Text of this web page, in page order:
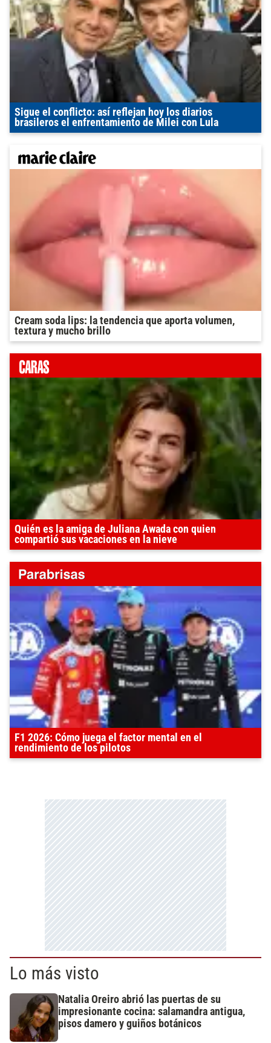
Sigue el conflicto: así reflejan hoy los diarios
brasileros el enfrentamiento de Milei con Lula
Cream soda lips: la tendencia que aporta volumen,
textura y mucho brillo
Quién es la amiga de Juliana Awada con quien
compartió sus vacaciones en la nieve
F1 2026: Cómo juega el factor mental en el
rendimiento de los pilotos
Lo más visto
Natalia Oreiro abrió las puertas de su
impresionante cocina: salamandra antigua,
pisos damero y guiños botánicos